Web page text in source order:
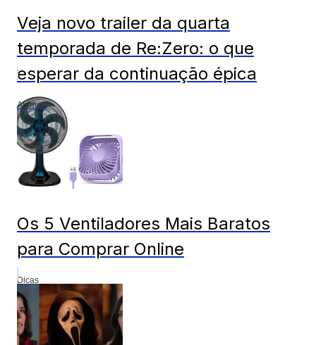
Veja novo trailer da quarta
temporada de Re:Zero: o que
esperar da continuação épica
Animes
Os 5 Ventiladores Mais Baratos
para Comprar Online
Dicas